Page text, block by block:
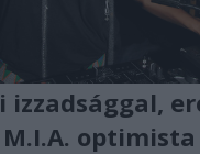
M.I.A.